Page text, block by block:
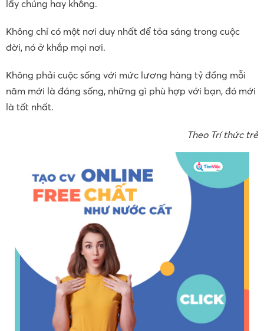
lấy chúng hay không.
Không chỉ có một nơi duy nhất để tỏa sáng trong cuộc
đời, nó ở khắp mọi nơi.
Không phải cuộc sống với mức lương hàng tỷ đồng mỗi
năm mới là đáng sống, những gì phù hợp với bạn, đó mới
là tốt nhất.
Theo Trí thức trẻ